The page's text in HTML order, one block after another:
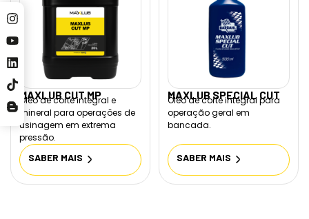
MAXLUB CUT MP
Óleo de corte integral e
mineral para operações de
usinagem em extrema
pressão.
SABER MAIS
MAXLUB SPECIAL CUT
Óleo de corte integral para
operação geral em
bancada.
SABER MAIS